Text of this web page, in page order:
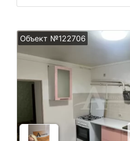
Объект №122706